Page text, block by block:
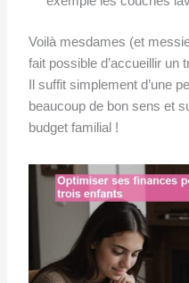
Voilà mesdames (et
fait possible d’accueillir un
Il suffit simplement d’une
beaucoup de bon sens et
budget familial !